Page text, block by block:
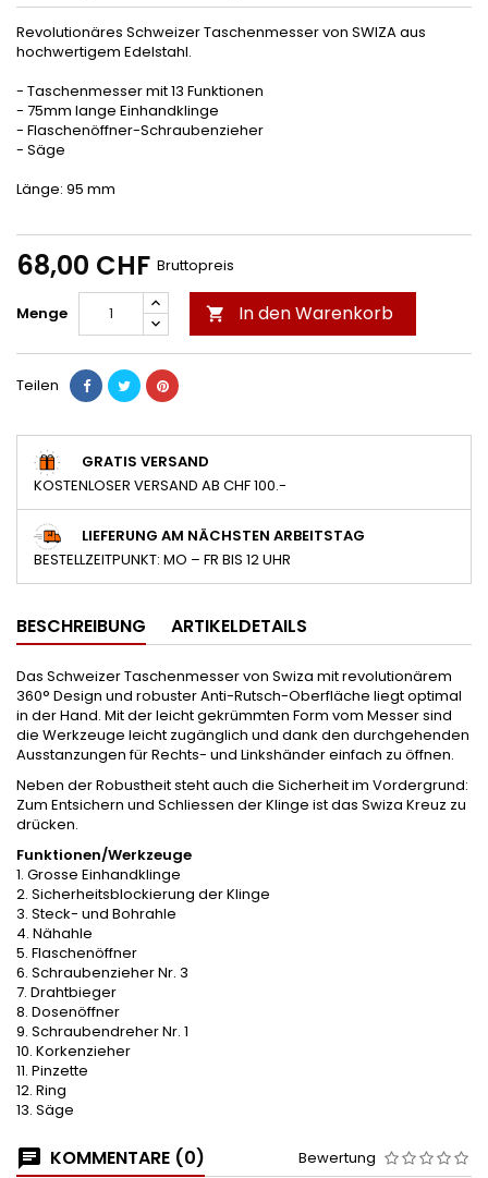
Revolutionäres Schweizer Taschenmesser von SWIZA aus
hochwertigem Edelstahl.
- Taschenmesser mit 13 Funktionen
- 75mm lange Einhandklinge
- Flaschenöffner-Schraubenzieher
- Säge
Länge: 95 mm
68,00 CHF Bruttopreis
Menge  In den Warenkorb
Teilen
GRATIS VERSAND
KOSTENLOSER VERSAND AB CHF 100.-
LIEFERUNG AM NÄCHSTEN ARBEITSTAG
BESTELLZEITPUNKT: MO – FR BIS 12 UHR
BESCHREIBUNG ARTIKELDETAILS
Das Schweizer Taschenmesser von Swiza mit revolutionärem
360° Design und robuster Anti-Rutsch-Oberfläche liegt optimal
in der Hand. Mit der leicht gekrümmten Form vom Messer sind
die Werkzeuge leicht zugänglich und dank den durchgehenden
Ausstanzungen für Rechts- und Linkshänder einfach zu öffnen.
Neben der Robustheit steht auch die Sicherheit im Vordergrund:
Zum Entsichern und Schliessen der Klinge ist das Swiza Kreuz zu
drücken.
Funktionen/Werkzeuge
1. Grosse Einhandklinge
2. Sicherheitsblockierung der Klinge
3. Steck- und Bohrahle
4. Nähahle
5. Flaschenöffner
6. Schraubenzieher Nr. 3
7. Drahtbieger
8. Dosenöffner
9. Schraubendreher Nr. 1
10. Korkenzieher
11. Pinzette
12. Ring
13. Säge
KOMMENTARE (0) Bewertung